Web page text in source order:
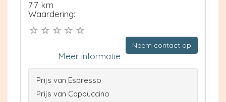
7.7 km
Waardering:
Neem contact op
Meer informatie
Prijs van Espresso
Prijs van Cappuccino